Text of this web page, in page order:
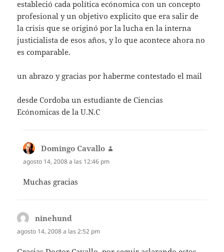
estableció cada política ecónomica con un concepto
profesional y un objetivo explicito que era salir de
la crisis que se originó por la lucha en la interna
justicialista de esos años, y lo que acontece ahora no
es comparable.
un abrazo y gracias por haberme contestado el mail
desde Cordoba un estudiante de Ciencias
Ecónomicas de la U.N.C
Domingo Cavallo
agosto 14, 2008 a las 12:46 pm
Muchas gracias
ninehund
agosto 14, 2008 a las 2:52 pm